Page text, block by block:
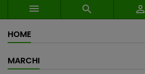
  
HOME
MARCHI